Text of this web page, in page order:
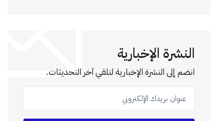
النشرة الإخبارية
انضم إلى النشرة الإخبارية لتلقي آخر التحديثات.
عنوان بريدك الإلكتروني